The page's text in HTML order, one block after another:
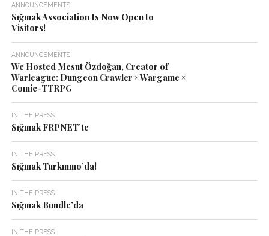
ANNOUNCEMENTS
Sığınak Association Is Now Open to
Visitors!
ANNOUNCEMENTS
We Hosted Mesut Özdoğan, Creator of
Warleague: Dungeon Crawler × Wargame ×
Comic-TTRPG
IN THE PRESS
Sığınak FRPNET’te
IN THE PRESS
Sığınak Turkmmo’da!
IN THE PRESS
Sığınak Bundle’da
IN THE PRESS